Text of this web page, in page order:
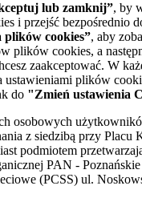
lub zamknij”, by
i przejść bezpośrednio
plików cookies”, aby
plików cookies, a
zaakceptować. W
ustawieniami plików
do "Zmień ustawienia
osobowych
z siedzibą przy Placu
podmiotem
PAN -
(PCSS) ul.